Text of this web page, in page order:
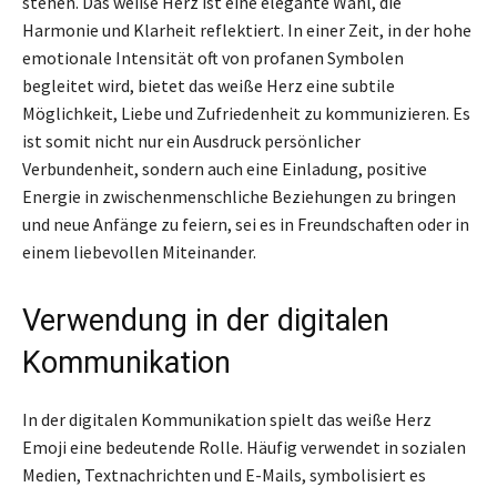
Harmonie und Klarheit reflektiert. In einer Zeit, in der hohe
emotionale Intensität oft von profanen Symbolen
begleitet wird, bietet das weiße Herz eine subtile
Möglichkeit, Liebe und Zufriedenheit zu kommunizieren. Es
ist somit nicht nur ein Ausdruck persönlicher
Verbundenheit, sondern auch eine Einladung, positive
Energie in zwischenmenschliche Beziehungen zu bringen
und neue Anfänge zu feiern, sei es in Freundschaften oder in
einem liebevollen Miteinander.
Verwendung in der digitalen
Kommunikation
In der digitalen Kommunikation spielt das weiße Herz
Emoji eine bedeutende Rolle. Häufig verwendet in sozialen
Medien, Textnachrichten und E-Mails, symbolisiert es